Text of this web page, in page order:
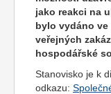
jako reakci na
bylo vydáno
veřejných
hospodářské
Stanovisko je k
odkazu: